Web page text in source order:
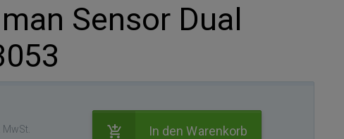
Sensor Dual
MwSt.
In den Warenkorb